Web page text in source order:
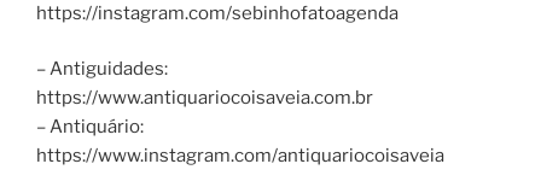
https://instagram.com/sebinhofatoagenda
– Antiguidades:
https://www.antiquariocoisaveia.com.br
– Antiquário:
https://www.instagram.com/antiquariocoisaveia